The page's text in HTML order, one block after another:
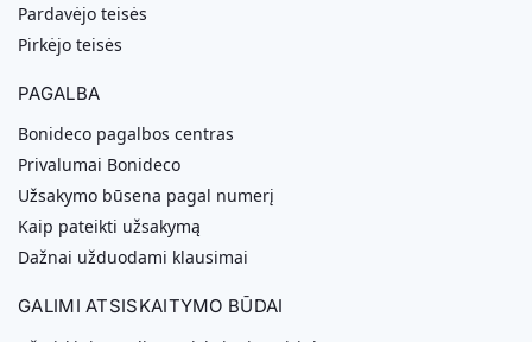
Pardavėjo teisės
Pirkėjo teisės
PAGALBA
Bonideco pagalbos centras
Privalumai Bonideco
Užsakymo būsena pagal numerį
Kaip pateikti užsakymą
Dažnai užduodami klausimai
GALIMI ATSISKAITYMO BŪDAI